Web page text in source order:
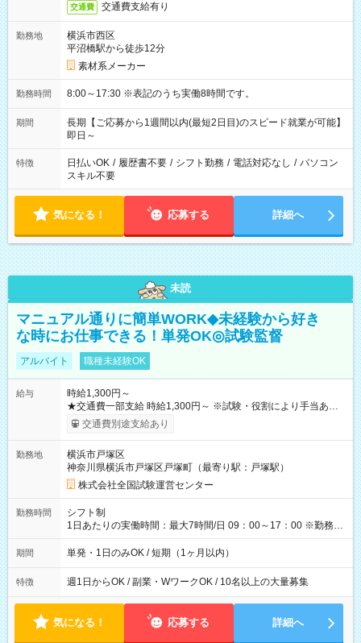
交通費 交通費支給有り
勤務地
横浜市西区
平沼橋駅から徒歩12分
素材系メーカー
勤務時間 8:00～17:30 ※表記のうち実働8時間です。
期間
長期【ご応募から1週間以内(最短2日目)のスピード就業が可能】
即日～
特徴 日払いOK / 履歴書不要 / シフト勤務 / 電話対応なし / パソコン
スキル不要
気になる！ 応募する 詳細へ
未読
マニュアル通りに簡単WORK◆未経験から好き
な時にお仕事できる！単発OK◎試験監督
アルバイト 職種未経験OK
給与
時給1,300円～
★交通費一部支給 時給1,300円～ ※試験・役割により手当あり
※勤務回数により昇給あり 【即給（前払い）オプションあ
り！】 希望される場合、勤務から1週間ほどで給与の一部を受け
例】 ・河合塾模擬試験 8:30～17:30（休憩1時間） 時給1,300円
×8時間＝日収10,400円＋交通費 ※当日の役割により時給＋100
円の場合あり ・国家試験 7:00～13:30（休憩なし） 時給1,300
円（役割手当＋100円）×6時間＝日収8,400円＋交通費 【試用期
間】試用期間なし
交通費別途支給あり
勤務地
横浜市戸塚区
神奈川県横浜市戸塚区戸塚町（最寄り駅：戸塚駅）
株式会社全国試験運営センター
勤務時間
シフト制
1日あたりの実働時間：最大7時間/日 09：00～17：00 ※勤務時
間は 試験により異なります。
期間 単発・1日のみOK / 短期（1ヶ月以内）
特徴 週1日からOK / 副業・WワークOK / 10名以上の大量募集
気になる！ 応募する 詳細へ